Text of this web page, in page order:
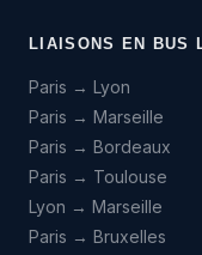
LIAISONS EN BUS
Paris → Lyon
Paris → Marseille
Paris → Bordeaux
Paris → Toulouse
Lyon → Marseille
Paris → Bruxelles